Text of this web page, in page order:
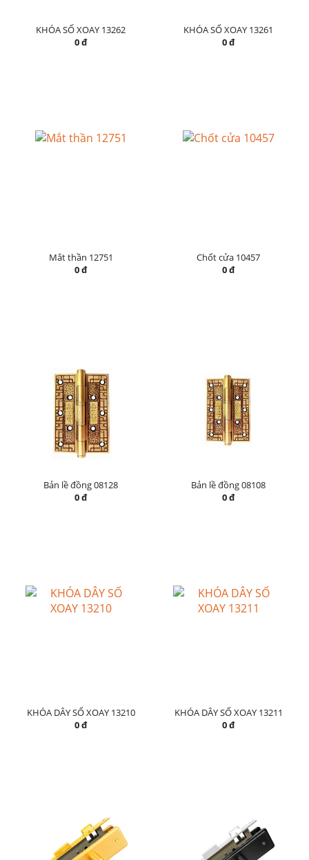
KHÓA SỐ XOAY 13262
0 đ
KHÓA SỐ XOAY 13261
0 đ
Mắt thần 12751
0 đ
Chốt cửa 10457
0 đ
Bản lề đồng 08128
0 đ
Bản lề đồng 08108
0 đ
KHÓA DÂY SỐ XOAY 13210
0 đ
KHÓA DÂY SỐ XOAY 13211
0 đ